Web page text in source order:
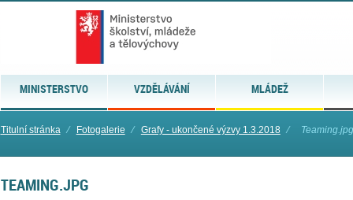
MINISTERSTVO VZDĚLÁVÁNÍ MLÁDEŽ
Titulní stránka ⁄ Fotogalerie ⁄ Grafy - ukončené výzvy 1.3.2018 ⁄
TEAMING.JPG